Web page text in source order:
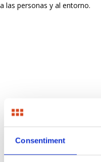
Consentiment
a las personas y al entorno.